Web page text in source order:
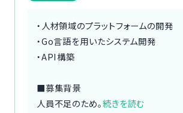
・人材領域のプラットフォームの開発
・Go言語を用いたシステム開発
・API構築
■募集背景
人員不足のため。続きを読む